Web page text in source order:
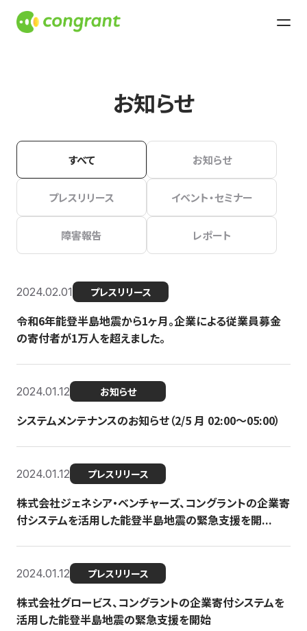
お知らせ
すべて お知らせ
プレスリリース イベント・セミナー
障害報告 レポート
2024.02.01 プレスリリース
令和6年能登半島地震から1ヶ月。企業による従業員募金
の寄付者が1万人を超えました。
2024.01.12 お知らせ
システムメンテナンスのお知らせ（2/5 月 02:00〜05:00）
2024.01.12 プレスリリース
株式会社ジェネシア・ベンチャーズ、コングラントの企業寄
付システムを活用した能登半島地震の緊急支援を開...
2024.01.12 プレスリリース
株式会社グロービス、コングラントの企業寄付システムを
活用した能登半島地震の緊急支援を開始